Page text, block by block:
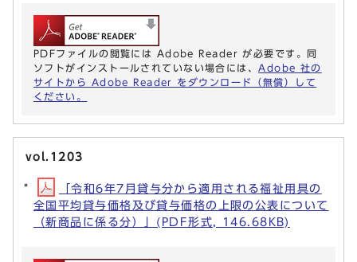
PDFファイルの閲覧には Adobe Reader が必要です。同
ソフトがインストールされていない場合には、 Adobe 社の
サイトから Adobe Reader をダウンロード（無償）して
ください。
vol.1203
「令和6年7月貸与分から適用される福祉用具の
全国平均貸与価格及び貸与価格の上限の公表について
（新商品に係る分）」(PDF形式, 146.68KB)